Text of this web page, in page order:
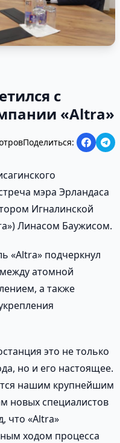
с
«Altra»
Поделиться:
мэра Эрландаса
Игналинской
Линасом Баужисом.
«Altra» подчеркнул
атомной
а также
это не только
но и его настоящее.
нашим крупнейшим
новых специалистов
что «Altra»
ходом процесса